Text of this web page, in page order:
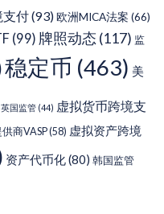
支付(93)欧洲MICA法案 (66)
(99) 牌照动态 (117) 监
稳定币 (463) 美
英国监管 (44) 虚拟货币跨境支
商VASP(58) 虚拟资产跨境
资产代币化(80) 韩国监管